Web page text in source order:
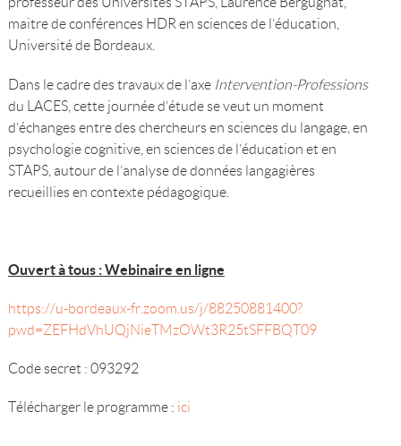
maitre de conférences HDR en sciences de l’éducation,
Université de Bordeaux.
Dans le cadre des travaux de l’axe Intervention-Professions
du LACES, cette journée d’étude se veut un moment
d’échanges entre des chercheurs en sciences du langage, en
psychologie cognitive, en sciences de l’éducation et en
STAPS, autour de l’analyse de données langagières
recueillies en contexte pédagogique.
Ouvert à tous : Webinaire en ligne
https://u-bordeaux-fr.zoom.us/j/88250881400?
pwd=ZEFHdVhUQjNieTMzOWt3R25tSFFBQT09
Code secret : 093292
Télécharger le programme : ici